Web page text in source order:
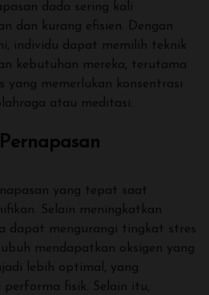
dada sering kali
dan kurang efisien. Dengan
individu dapat memilih teknik
kebutuhan mereka, terutama
yang memerlukan konsentrasi
atau meditasi.
yang tepat saat
Selain meningkatkan
dapat mengurangi tingkat stres
mendapatkan oksigen yang
lebih optimal, yang
fisik. Selain itu,